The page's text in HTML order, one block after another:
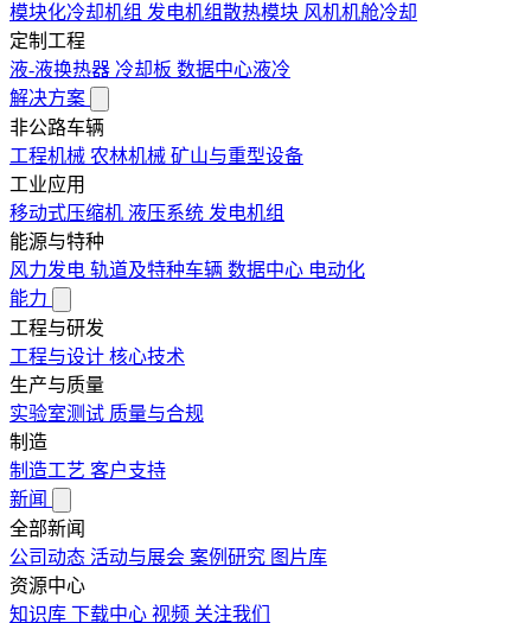
模块化冷却机组 发电机组散热模块 风机机舱冷却
定制工程
液-液换热器 冷却板 数据中心液冷
解决方案
非公路车辆
工程机械 农林机械 矿山与重型设备
工业应用
移动式压缩机 液压系统 发电机组
能源与特种
风力发电 轨道及特种车辆 数据中心 电动化
能力
工程与研发
工程与设计 核心技术
生产与质量
实验室测试 质量与合规
制造
制造工艺 客户支持
新闻
全部新闻
公司动态 活动与展会 案例研究 图片库
资源中心
知识库 下载中心 视频 关注我们